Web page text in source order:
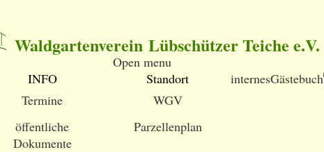
Waldgartenverein Lübschützer Teiche e.V.
Open menu
INFO
Termine
öffentliche
Dokumente
Standort
WGV
Parzellenplan
internesGästebuch